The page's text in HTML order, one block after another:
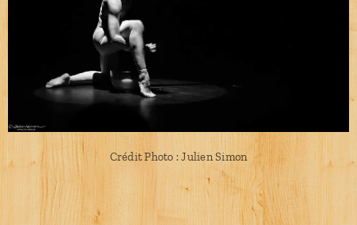
Crédit Photo : Julien Simon